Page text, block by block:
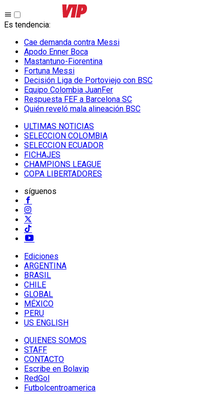
Es tendencia:
Cae demanda contra Messi
Apodo Enner Boca
Mastantuno-Fiorentina
Fortuna Messi
Decisión Liga de Portoviejo con BSC
Equipo Colombia JuanFer
Respuesta FEF a Barcelona SC
Quién reveló mala alineación BSC
ULTIMAS NOTICIAS
SELECCION COLOMBIA
SELECCION ECUADOR
FICHAJES
CHAMPIONS LEAGUE
COPA LIBERTADORES
síguenos
Ediciones
ARGENTINA
BRASIL
CHILE
GLOBAL
MÉXICO
PERU
US ENGLISH
QUIENES SOMOS
STAFF
CONTACTO
Escribe en Bolavip
RedGol
Futbolcentroamerica